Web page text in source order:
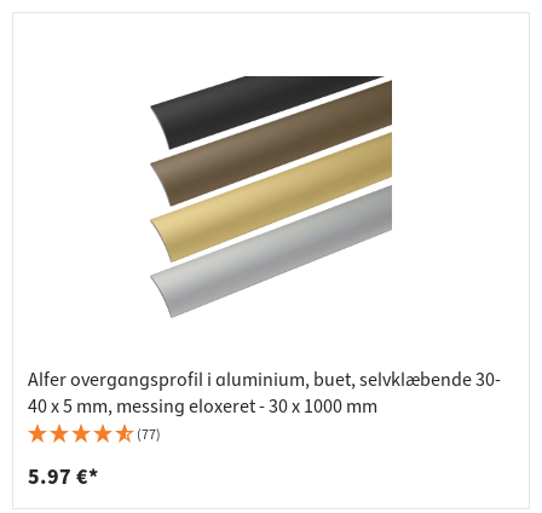
Alfer overgangsprofil i aluminium, buet, selvklæbende 30-
40 x 5 mm, messing eloxeret - 30 x 1000 mm
(77)
5.97 €*